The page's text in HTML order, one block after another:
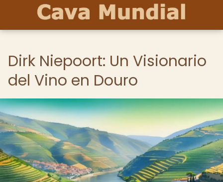
Dirk Niepoort: Un Visionario
del Vino en Douro